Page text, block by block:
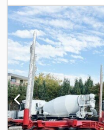
težina:23.500 kg,
inspekcija (TÜV): 04/2027
preduzeća), kabina
automatski, emisioni
dužina:25.500 mm,
98.300 mm
, Godina
245 / 70 R 17,5,
ležajeva:2, Oprema:
klima uređaj, tempomat
svetla, auto telefon sa